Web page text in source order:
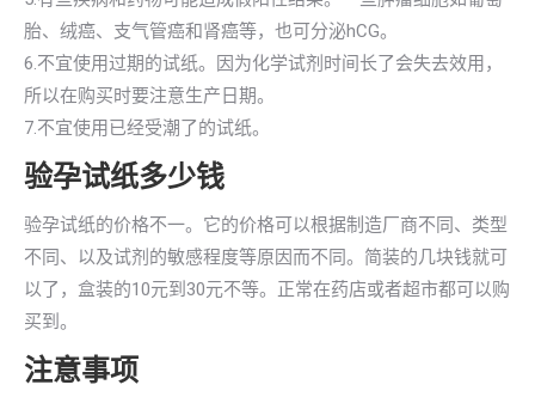
胎、绒癌、支气管癌和肾癌等，也可分泌hCG。
6.不宜使用过期的试纸。因为化学试剂时间长了会失去效用，
所以在购买时要注意生产日期。
7.不宜使用已经受潮了的试纸。
验孕试纸多少钱
验孕试纸的价格不一。它的价格可以根据制造厂商不同、类型
不同、以及试剂的敏感程度等原因而不同。简装的几块钱就可
以了，盒装的10元到30元不等。正常在药店或者超市都可以购
买到。
注意事项